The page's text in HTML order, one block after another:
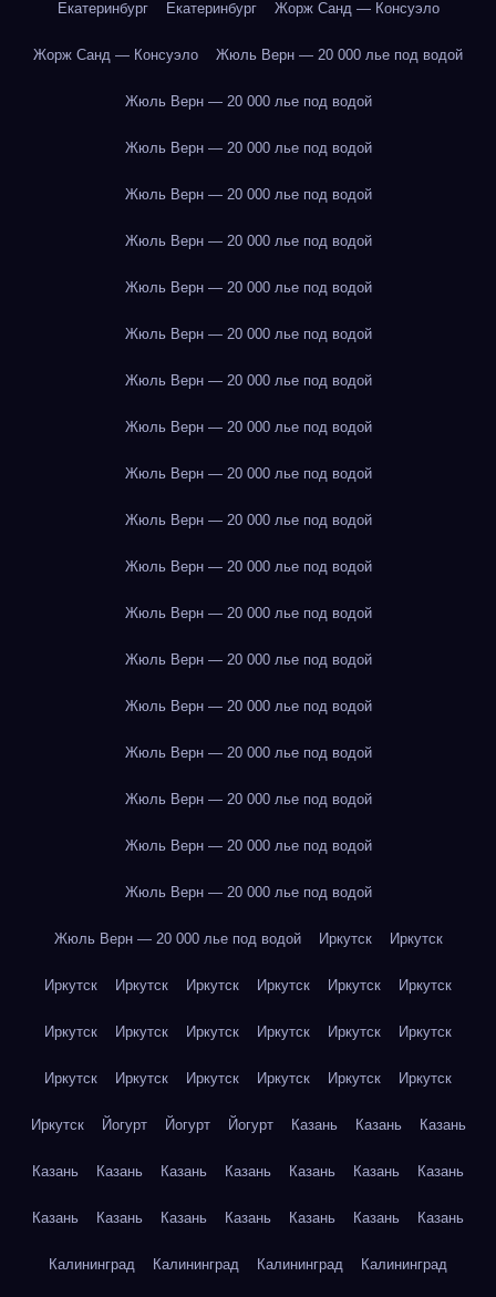
Екатеринбург Екатеринбург Жорж Санд — Консуэло
Жорж Санд — Консуэло Жюль Верн — 20 000 лье под водой
Жюль Верн — 20 000 лье под водой
Жюль Верн — 20 000 лье под водой
Жюль Верн — 20 000 лье под водой
Жюль Верн — 20 000 лье под водой
Жюль Верн — 20 000 лье под водой
Жюль Верн — 20 000 лье под водой
Жюль Верн — 20 000 лье под водой
Жюль Верн — 20 000 лье под водой
Жюль Верн — 20 000 лье под водой
Жюль Верн — 20 000 лье под водой
Жюль Верн — 20 000 лье под водой
Жюль Верн — 20 000 лье под водой
Жюль Верн — 20 000 лье под водой
Жюль Верн — 20 000 лье под водой
Жюль Верн — 20 000 лье под водой
Жюль Верн — 20 000 лье под водой
Жюль Верн — 20 000 лье под водой
Жюль Верн — 20 000 лье под водой
Жюль Верн — 20 000 лье под водой Иркутск Иркутск
Иркутск Иркутск Иркутск Иркутск Иркутск Иркутск
Иркутск Иркутск Иркутск Иркутск Иркутск Иркутск
Иркутск Иркутск Иркутск Иркутск Иркутск Иркутск
Иркутск Йогурт Йогурт Йогурт Казань Казань Казань
Казань Казань Казань Казань Казань Казань Казань
Казань Казань Казань Казань Казань Казань Казань
Калининград Калининград Калининград Калининград